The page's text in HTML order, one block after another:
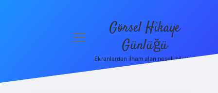
menüyü
Görsel Hikaye
Günlüğü
Ekranlardan ilham alan neşeli bilgiler!